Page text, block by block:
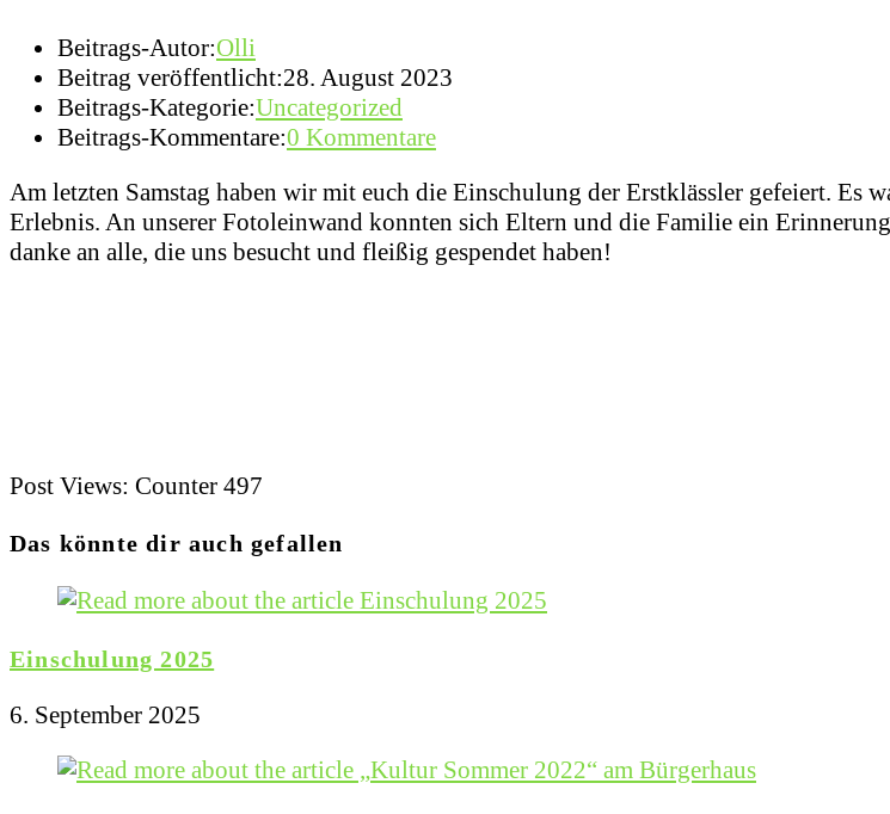
Beitrags-Autor:Olli
Beitrag veröffentlicht:28. August 2023
Beitrags-Kategorie:Uncategorized
Beitrags-Kommentare:0 Kommentare
Am letzten Samstag haben wir mit euch die Einschulung der Erstklässler gefeiert.
Erlebnis. An unserer Fotoleinwand konnten sich Eltern und die Familie ein
danke an alle, die uns besucht und fleißig gespendet haben!
Post Views: Counter 497
Das könnte dir auch gefallen
Einschulung 2025
6. September 2025